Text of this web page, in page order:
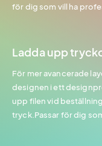
för dig som vill ha
Ladda upp
För mer avancerade
designen i ett
upp filen vid
tryck.Passar för dig